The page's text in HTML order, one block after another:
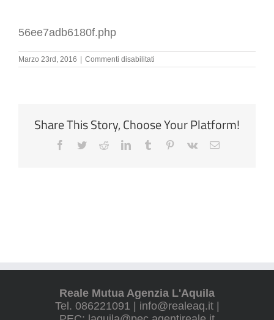
56ee7adb6180f.php
Marzo 23rd, 2016 Commenti disabilitati
Modulo-
Share This Story, Choose Your Platform!
Facebook
TwitterRedditLinkedInTumblr Pinterest
Vk Email
Reale Mutua Agenzia L'Aquila
Tel. 086221091 | info@realeaq.it |